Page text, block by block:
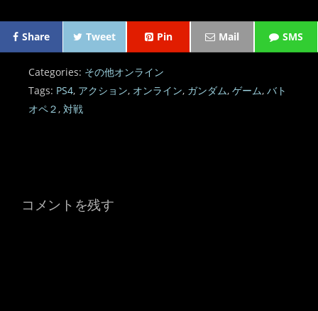
Share Tweet Pin Mail SMS
Categories: その他オンライン
Tags: PS4, アクション, オンライン, ガンダム, ゲーム, バト
オペ２, 対戦
コメントを残す